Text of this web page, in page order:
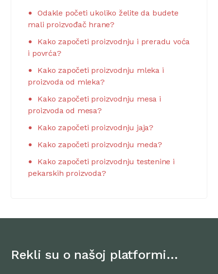
Odakle početi ukoliko želite da budete
mali proizvođač hrane?
Kako započeti proizvodnju i preradu voća
i povrća?
Kako započeti proizvodnju mleka i
proizvoda od mleka?
Kako započeti proizvodnju mesa i
proizvoda od mesa?
Kako započeti proizvodnju jaja?
Kako započeti proizvodnju meda?
Kako započeti proizvodnju testenine i
pekarskih proizvoda?
Rekli su o našoj platformi…